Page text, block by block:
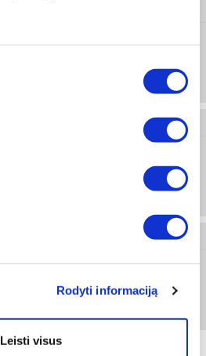
Rodyti informaciją
Leisti visus
Prisijungti arba registruotis
Prisijungti arba registruotis